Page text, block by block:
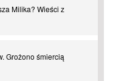
Milika? Wieści z
Grożono śmiercią